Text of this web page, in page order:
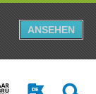
ANSEHEN